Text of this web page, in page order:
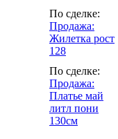
По сделке:
Продажа:
Жилетка рост
128
По сделке:
Продажа:
Платье май
литл пони
130см